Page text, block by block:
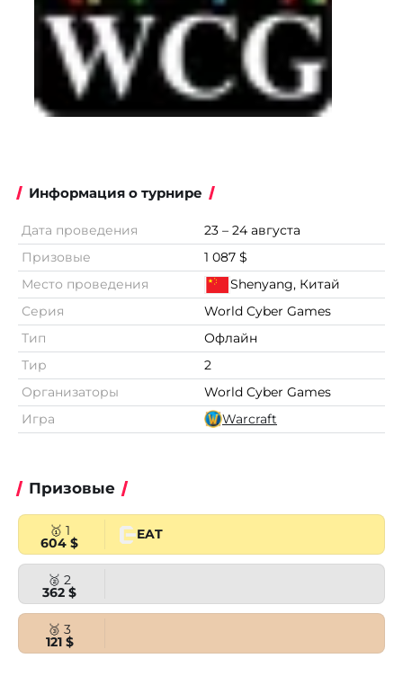
Информация о турнире
Дата проведения
23 – 24 августа
Призовые
1 087 $
Место проведения
Shenyang, Китай
Серия
World Cyber Games
Тип
Офлайн
Тир
2
Организаторы
World Cyber Games
Игра
Warcraft
Призовые
🥇 1
604 $
EAT
🥈 2
362 $
🥉 3
121 $